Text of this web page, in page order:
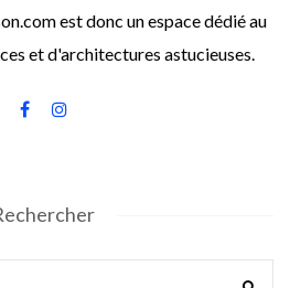
est donc un espace dédié au
et d'architectures astucieuses.